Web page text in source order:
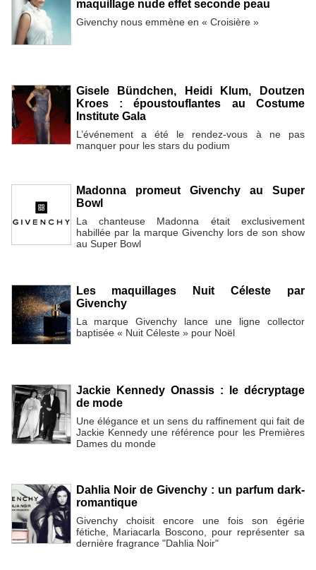
maquillage nude effet seconde peau
Givenchy nous emmène en « Croisière »
Gisele Bündchen, Heidi Klum, Doutzen
Kroes : époustouflantes au Costume
Institute Gala
L’événement a été le rendez-vous à ne pas
manquer pour les stars du podium
Madonna promeut Givenchy au Super
Bowl
La chanteuse Madonna était exclusivement
habillée par la marque Givenchy lors de son show
au Super Bowl
Les maquillages Nuit Céleste par
Givenchy
La marque Givenchy lance une ligne collector
baptisée « Nuit Céleste » pour Noël
Jackie Kennedy Onassis : le décryptage
de mode
Une élégance et un sens du raffinement qui fait de
Jackie Kennedy une référence pour les Premières
Dames du monde
Dahlia Noir de Givenchy : un parfum dark-
romantique
Givenchy choisit encore une fois son égérie
fétiche, Mariacarla Boscono, pour représenter sa
dernière fragrance "Dahlia Noir"